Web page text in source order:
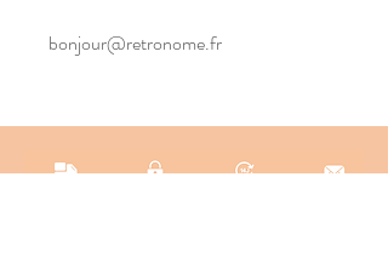
bonjour@retronome.fr